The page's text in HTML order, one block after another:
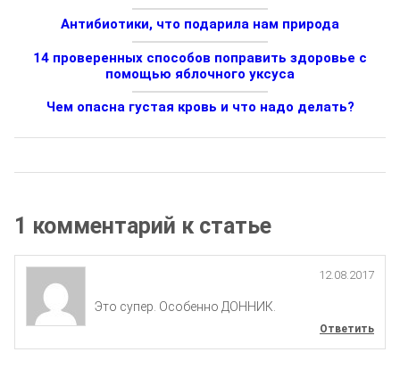
Антибиотики, что подарила нам природа
14 проверенных способов поправить здоровье с
помощью яблочного уксуса
Чем опасна густая кровь и что надо делать?
1 комментарий к статье
12.08.2017
Это супер. Особенно ДОННИК.
Ответить